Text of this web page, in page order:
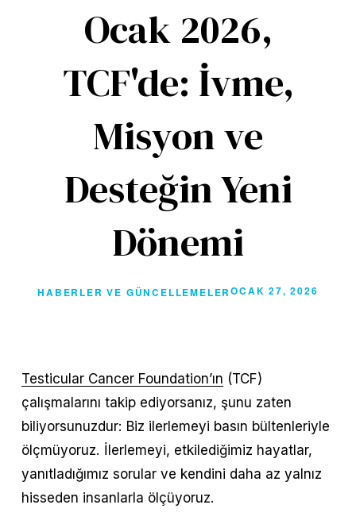
Ocak 2026,
TCF'de: İvme,
Misyon ve
Desteğin Yeni
Dönemi
HABERLER VE GÜNCELLEMELEROCAK 27, 2026
Testicular Cancer Foundation’ın (TCF)
çalışmalarını takip ediyorsanız, şunu zaten
biliyorsunuzdur: Biz ilerlemeyi basın bültenleriyle
ölçmüyoruz. İlerlemeyi, etkilediğimiz hayatlar,
yanıtladığımız sorular ve kendini daha az yalnız
hisseden insanlarla ölçüyoruz.